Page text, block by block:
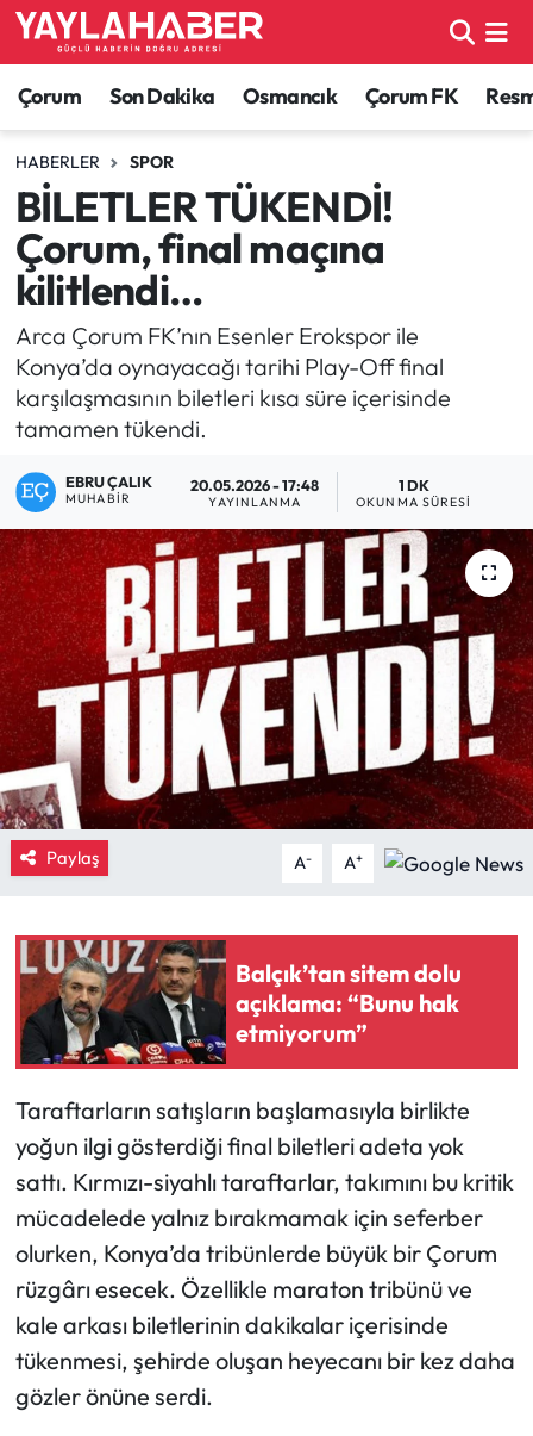
Çorum Son Dakika Osmancık Çorum FK
HABERLER SPOR
BİLETLER TÜKENDİ!
Çorum, final maçına
kilitlendi…
Arca Çorum FK’nın Esenler Erokspor ile
Konya’da oynayacağı tarihi Play-Off final
karşılaşmasının biletleri kısa süre içerisinde
tamamen tükendi.
EBRU ÇALIK
MUHABIR
20.05.2026 - 17:48
YAYINLANMA
1 DK
OKUNMA SÜRESI
Paylaş A- A+
Balçık’tan sitem dolu
açıklama: “Bunu hak
etmiyorum”
Taraftarların satışların başlamasıyla birlikte
yoğun ilgi gösterdiği final biletleri adeta yok
sattı. Kırmızı-siyahlı taraftarlar, takımını bu kritik
mücadelede yalnız bırakmamak için seferber
olurken, Konya’da tribünlerde büyük bir Çorum
rüzgârı esecek. Özellikle maraton tribünü ve
kale arkası biletlerinin dakikalar içerisinde
tükenmesi, şehirde oluşan heyecanı bir kez daha
gözler önüne serdi.
Alaca Haberleri
Bayat Haberleri
Bilgi - Keşfet Haberleri
Bilim ve Teknoloji
Boğazkale Haberleri
Çorum Haberleri
Eğitim
Ekonomi
Güncel
İskilip Haberleri
Kargı Haberleri
Kimdir?
Kültür Sanat
Laçin Haberleri
Magazin
Mecitözü Haberleri
Oğuzlar Haberleri
Ortaköy Haberleri
Osmancık Haberleri
Otomotiv
Çorum Nöbetçi Eczaneler
Çorum Hava Durumu
Çorum Namaz Vakitleri
Çorum Trafik Yoğunluk Haritası
TFF 1.Lig Puan Durumu ve Fikstür
Tüm Manşetler